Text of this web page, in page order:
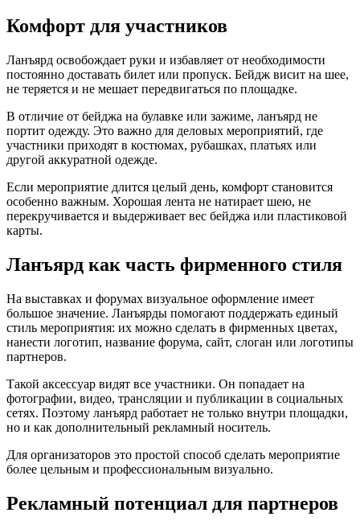
Комфорт для участников
Ланъярд освобождает руки и избавляет от необходимости
постоянно доставать билет или пропуск. Бейдж висит на шее,
не теряется и не мешает передвигаться по площадке.
В отличие от бейджа на булавке или зажиме, ланъярд не
портит одежду. Это важно для деловых мероприятий, где
участники приходят в костюмах, рубашках, платьях или
другой аккуратной одежде.
Если мероприятие длится целый день, комфорт становится
особенно важным. Хорошая лента не натирает шею, не
перекручивается и выдерживает вес бейджа или пластиковой
карты.
Ланъярд как часть фирменного стиля
На выставках и форумах визуальное оформление имеет
большое значение. Ланъярды помогают поддержать единый
стиль мероприятия: их можно сделать в фирменных цветах,
нанести логотип, название форума, сайт, слоган или логотипы
партнеров.
Такой аксессуар видят все участники. Он попадает на
фотографии, видео, трансляции и публикации в социальных
сетях. Поэтому ланъярд работает не только внутри площадки,
но и как дополнительный рекламный носитель.
Для организаторов это простой способ сделать мероприятие
более цельным и профессиональным визуально.
Рекламный потенциал для партнеров